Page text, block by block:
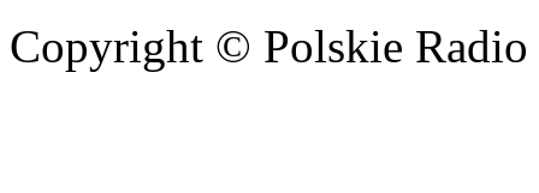
Copyright © Polskie